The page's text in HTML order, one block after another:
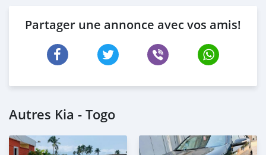
Partager une annonce avec vos amis!
Autres Kia - Togo